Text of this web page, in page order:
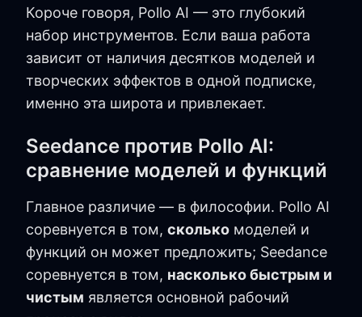
Короче говоря, Pollo AI — это глубокий
набор инструментов. Если ваша работа
зависит от наличия десятков моделей и
творческих эффектов в одной подписке,
именно эта широта и привлекает.
Seedance против Pollo AI:
сравнение моделей и функций
Главное различие — в философии. Pollo AI
соревнуется в том, сколько моделей и
функций он может предложить; Seedance
соревнуется в том, насколько быстрым и
чистым является основной рабочий